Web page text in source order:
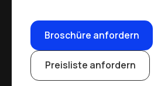
Broschüre anfordern
Preisliste anfordern